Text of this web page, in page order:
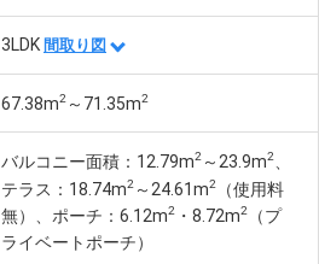
3LDK 間取り図
67.38m2 ～71.35m2
バルコニー面積：12.79m2 ～23.9m2
テラス：18.74m2 ～24.61m2
（使用料
無）、ポーチ：6.12m2 ・8.72m2
（プ
ライベートポーチ）